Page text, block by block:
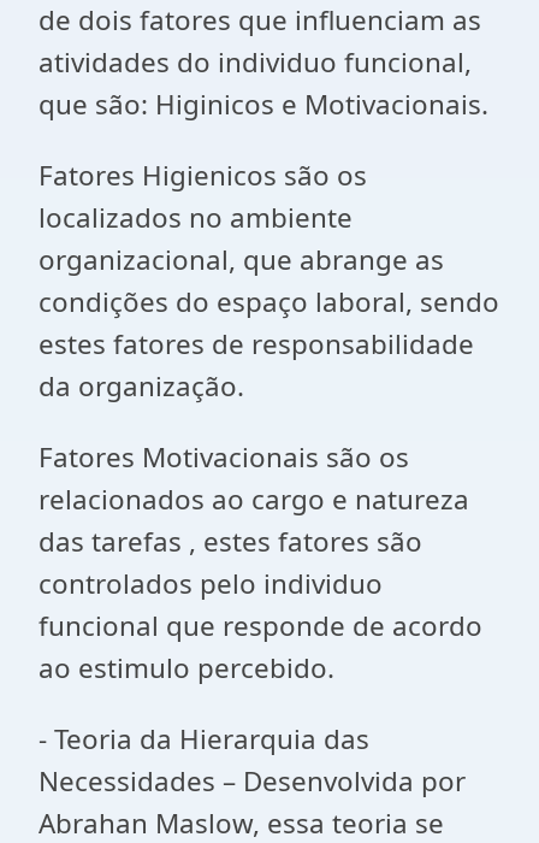
de dois fatores que influenciam as
atividades do individuo funcional,
que são: Higinicos e Motivacionais.
Fatores Higienicos são os
localizados no ambiente
organizacional, que abrange as
condições do espaço laboral, sendo
estes fatores de responsabilidade
da organização.
Fatores Motivacionais são os
relacionados ao cargo e natureza
das tarefas , estes fatores são
controlados pelo individuo
funcional que responde de acordo
ao estimulo percebido.
- Teoria da Hierarquia das
Necessidades – Desenvolvida por
Abrahan Maslow, essa teoria se